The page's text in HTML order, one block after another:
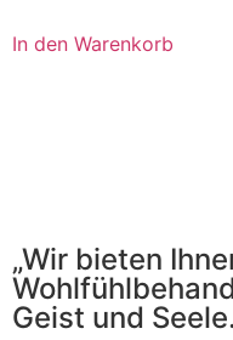
In den Warenkorb
„Wir bieten
Geist und